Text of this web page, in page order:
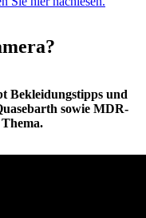
Bekleidungstipps und
sowie MDR-